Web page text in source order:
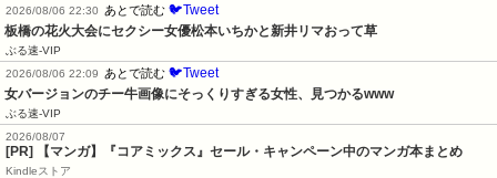
2026/08/06 22:30
あとで読む 🐦Tweet
板橋の花火大会にセクシー女優松本いちかと新井リマおって草
ぶる速-VIP
2026/08/06 22:09
あとで読む 🐦Tweet
女バージョンのチー牛画像にそっくりすぎる女性、見つかるwww
ぶる速-VIP
2026/08/07
[PR] 【マンガ】『コアミックス』セール・キャンペーン中のマンガ本まとめ
Kindleストア